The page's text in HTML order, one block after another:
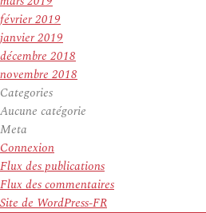
février 2019
janvier 2019
décembre 2018
novembre 2018
Categories
Aucune catégorie
Meta
Connexion
Flux des publications
Flux des commentaires
Site de WordPress-FR